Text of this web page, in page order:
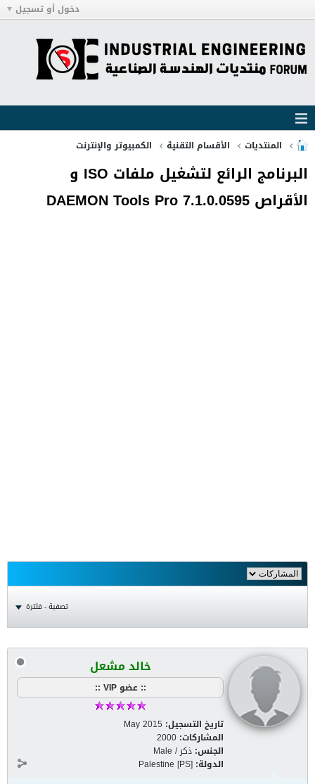
دخول أو تسجيل
المنتديات الأقسام التقنية الكمبيوتر والإنترنت
البرنامج الرائع لتشغيل ملفات ISO و
الأقراص DAEMON Tools Pro 7.1.0.0595
تصفية - فلترة
خالد مشعل
:: عضو VIP ::
تاريخ التسجيل: May 2015
المشاركات: 2000
الجنس: ذكر / Male
الدولة: Palestine [PS]